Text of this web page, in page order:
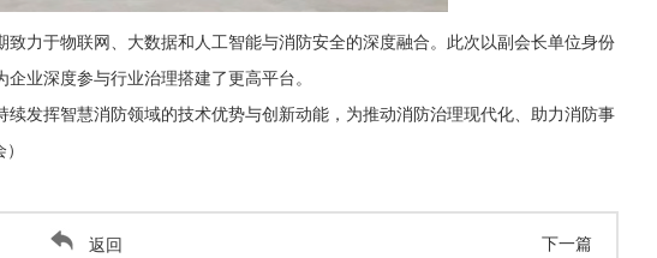
力于物联网、大数据和人工智能与消防安全的深度融合。此次以副会长单位身份
业深度参与行业治理搭建了更高平台。
发挥智慧消防领域的技术优势与创新动能，为推动消防治理现代化、助力消防事
返回 下一篇